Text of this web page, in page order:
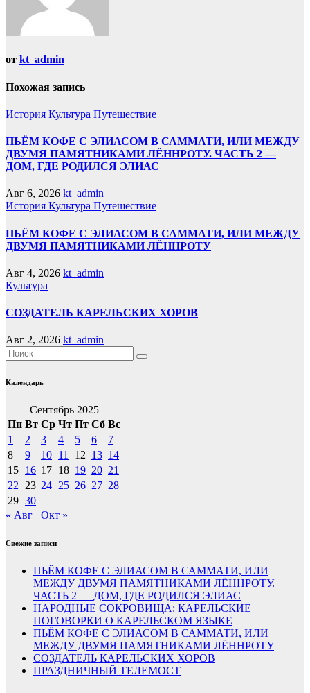
от kt_admin
Похожая запись
История Культура Путешествие
ПЬЁМ КОФЕ С ЭЛИАСОМ В САММАТИ, ИЛИ МЕЖДУ
ДВУМЯ ПАМЯТНИКАМИ ЛЁННРОТУ. ЧАСТЬ 2 —
ДОМ, ГДЕ РОДИЛСЯ ЭЛИАС
Авг 6, 2026 kt_admin
История Культура Путешествие
ПЬЁМ КОФЕ С ЭЛИАСОМ В САММАТИ, ИЛИ МЕЖДУ
ДВУМЯ ПАМЯТНИКАМИ ЛЁННРОТУ
Авг 4, 2026 kt_admin
Культура
СОЗДАТЕЛЬ КАРЕЛЬСКИХ ХОРОВ
Авг 2, 2026 kt_admin
Календарь
Сентябрь 2025
Пн Вт Ср Чт Пт Сб Вс
1
2 3 4 5 6
7
8
9 10 11 12 13 14
15 16 17 18 19 20 21
22 23 24 25 26 27 28
29 30
« Авг
Окт »
Свежие записи
ПЬЁМ КОФЕ С ЭЛИАСОМ В САММАТИ, ИЛИ
МЕЖДУ ДВУМЯ ПАМЯТНИКАМИ ЛЁННРОТУ.
ЧАСТЬ 2 — ДОМ, ГДЕ РОДИЛСЯ ЭЛИАС
НАРОДНЫЕ СОКРОВИЩА: КАРЕЛЬСКИЕ
ПОГОВОРКИ О КАРЕЛЬСКОМ ЯЗЫКЕ
ПЬЁМ КОФЕ С ЭЛИАСОМ В САММАТИ, ИЛИ
МЕЖДУ ДВУМЯ ПАМЯТНИКАМИ ЛЁННРОТУ
СОЗДАТЕЛЬ КАРЕЛЬСКИХ ХОРОВ
ПРАЗДНИЧНЫЙ ТЕЛЕМОСТ